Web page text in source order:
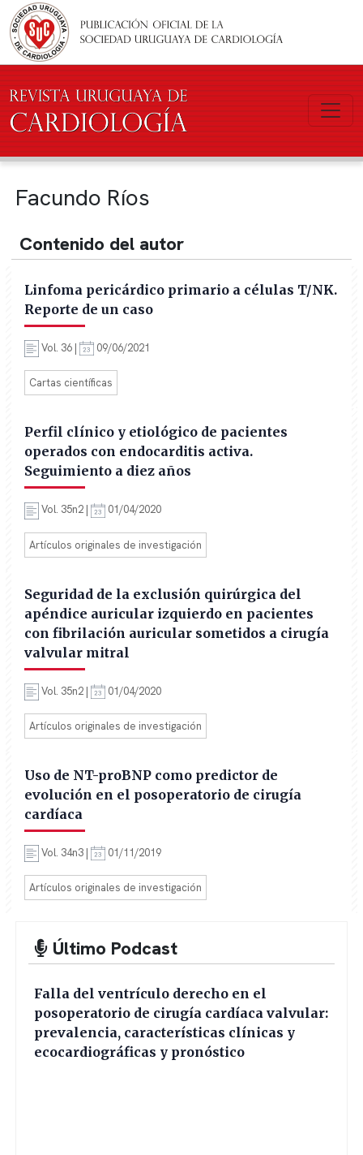
Pasar al contenido principal
Facundo Ríos
Contenido del autor
Linfoma pericárdico primario a células T/NK.
Reporte de un caso
Vol. 36 | 09/06/2021
Cartas científicas
Perfil clínico y etiológico de pacientes
operados con endocarditis activa.
Seguimiento a diez años
Vol. 35n2 | 01/04/2020
Artículos originales de investigación
Seguridad de la exclusión quirúrgica del
apéndice auricular izquierdo en pacientes
con fibrilación auricular sometidos a cirugía
valvular mitral
Vol. 35n2 | 01/04/2020
Artículos originales de investigación
Uso de NT-proBNP como predictor de
evolución en el posoperatorio de cirugía
cardíaca
Vol. 34n3 | 01/11/2019
Artículos originales de investigación
Último Podcast
Falla del ventrículo derecho en el
posoperatorio de cirugía cardíaca valvular:
prevalencia, características clínicas y
ecocardiográficas y pronóstico